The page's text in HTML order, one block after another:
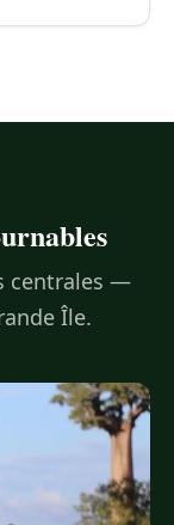
centrales —
Île.